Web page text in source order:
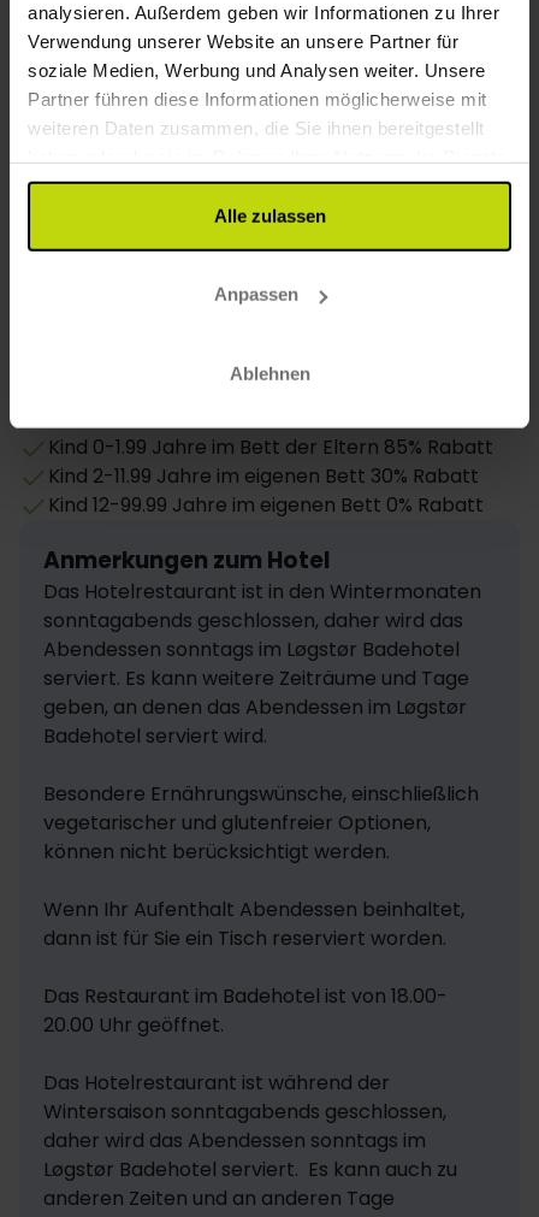
analysieren. Außerdem geben wir Informationen zu Ihrer
Verwendung unserer Website an unsere Partner für
soziale Medien, Werbung und Analysen weiter. Unsere
Partner führen diese Informationen möglicherweise mit
weiteren Daten zusammen, die Sie ihnen bereitgestellt
gesammelt haben.
Alle zulassen
Anpassen
Ablehnen
5/5 Karin Bjørk
Andere Informationen
15:00 10:00
Siehe die günstigen Preise für Kinder. Um die
vorteilhaften Preise zu erhalten, müssen mindestens
Kind 0-1.99 Jahre im Bett der Eltern 85% Rabatt
Kind 2-11.99 Jahre im eigenen Bett 30% Rabatt
Kind 12-99.99 Jahre im eigenen Bett 0% Rabatt
Anmerkungen zum Hotel
Das Hotelrestaurant ist in den Wintermonaten
sonntagabends geschlossen, daher wird das
Abendessen sonntags im Løgstør Badehotel
serviert. Es kann weitere Zeiträume und Tage
geben, an denen das Abendessen im Løgstør
Badehotel serviert wird.
Besondere Ernährungswünsche, einschließlich
vegetarischer und glutenfreier Optionen,
können nicht berücksichtigt werden.
Wenn Ihr Aufenthalt Abendessen beinhaltet,
dann ist für Sie ein Tisch reserviert worden.
Das Restaurant im Badehotel ist von 18.00-
20.00 Uhr geöffnet.
Das Hotelrestaurant ist während der
Wintersaison sonntagabends geschlossen,
daher wird das Abendessen sonntags im
Løgstør Badehotel serviert.  Es kann auch zu
anderen Zeiten und an anderen Tage